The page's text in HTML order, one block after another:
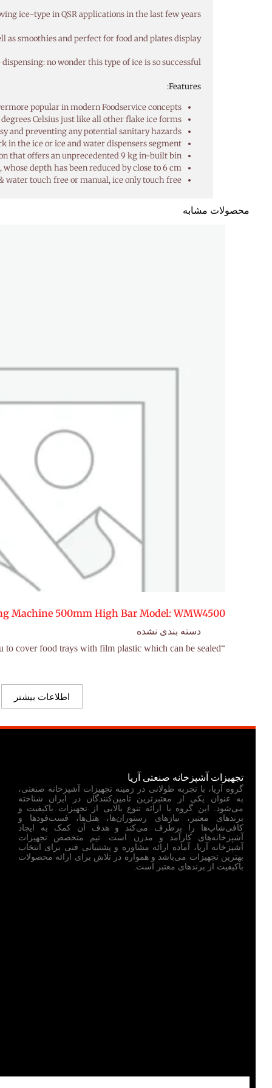
ice-type in QSR applications in the last few years.
smoothies and perfect for food and plates display.
no wonder this type of ice is so successful!
Features:
popular in modern Foodservice concepts
Celsius just like all other flake ice forms
and preventing any potential sanitary hazards
in the ice or ice and water dispensers segment
that offers an unprecedented 9 kg in-built bin
depth has been reduced by close to 6 cm
water touch free or manual, ice only touch free
محصولات مشابه
Machine 500mm High Bar Model: WMW4500
دسته بندی نشده
“Anvil’s Wrapmaster allows you to cover food trays with film plastic which can be sealed…
اطلاعات بیشتر
تجهیزات آشپزخانه صنعتی آریا
گروه آریا، با تجربه طولانی در زمینه تجهیزات آشپزخانه صنعتی،
به عنوان یکی از معتبرترین تامین‌کنندگان در ایران شناخته
می‌شود. این گروه با ارائه تنوع بالایی از تجهیزات باکیفیت و
برندهای معتبر، نیازهای رستوران‌ها، هتل‌ها، فست‌فودها و
کافی‌شاپ‌ها را برطرف می‌کند و هدف آن کمک به ایجاد
آشپزخانه‌های کارآمد و مدرن است. تیم متخصص تجهیزات
آشپزخانه آریا، آماده ارائه مشاوره و پشتیبانی فنی برای انتخاب
بهترین تجهیزات می‌باشد و همواره در تلاش برای ارائه محصولات
باکیفیت از برندهای معتبر است.